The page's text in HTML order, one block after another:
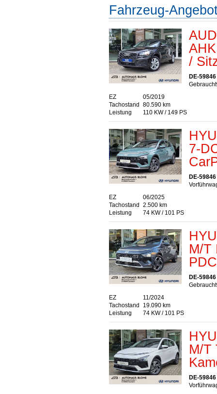
Fahrzeug-
/
DE-
EZ
05/2019
Tachostand
80.590 km
Leistung
110 KW / 149 PS
7-
DE-
EZ
06/2025
Tachostand
2.500 km
Leistung
74 KW / 101 PS
M/T
DE-
EZ
11/2024
Tachostand
19.090 km
Leistung
74 KW / 101 PS
M/T
DE-